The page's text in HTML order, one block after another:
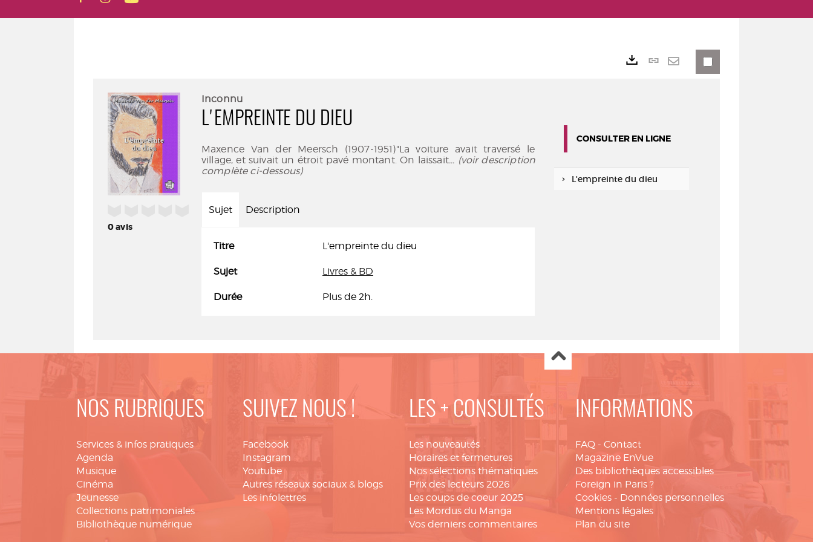
0avis
Inconnu
L'EMPREINTE DU DIEU
Maxence Van der Meersch (1907-1951)"La voiture avait traversé le
village, et suivait un étroit pavé montant. On laissait... (voir description
complète ci-dessous)
Sujet Description
Titre L'empreinte du dieu
Sujet Livres & BD
Durée Plus de 2h.
Lien
CONSULTER EN LIGNE
L'empreinte du dieu
NOS RUBRIQUES
Services & infos pratiques
Agenda
Musique
Cinéma
Jeunesse
Collections patrimoniales
Bibliothèque numérique
SUIVEZ NOUS !
Facebook
Instagram
Youtube
Autres réseaux sociaux & blogs
Les infolettres
LES + CONSULTÉS
Les nouveautés
Horaires et fermetures
Nos sélections thématiques
Prix des lecteurs 2026
Les coups de coeur 2025
Les Mordus du Manga
Vos derniers commentaires
INFORMATIONS
FAQ - Contact
Magazine EnVue
Des bibliothèques accessibles
Foreign in Paris ?
Cookies - Données personnelles
Mentions légales
Plan du site